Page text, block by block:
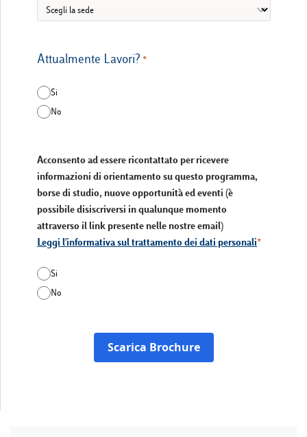
Attualmente Lavori?
Si
No
Acconsento ad essere ricontattato per ricevere
informazioni di orientamento su questo programma,
borse di studio, nuove opportunità ed eventi (è
possibile disiscriversi in qualunque momento
attraverso il link presente nelle nostre email)
Leggi l'informativa sul trattamento dei dati personali
Si
No
Scarica Brochure